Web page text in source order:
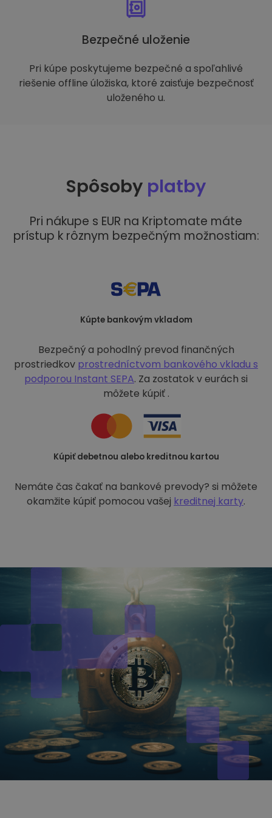
Bezpečné uloženie
Pri kúpe poskytujeme bezpečné a spoľahlivé
riešenie offline úložiska, ktoré zaisťuje bezpečnosť
uloženého u.
Spôsoby platby
Pri nákupe s EUR na Kriptomate máte
prístup k rôznym bezpečným možnostiam:
Kúpte bankovým vkladom
Bezpečný a pohodlný prevod finančných
prostriedkov prostredníctvom bankového vkladu s
podporou Instant SEPA. Za zostatok v eurách si
môžete kúpiť .
Kúpiť debetnou alebo kreditnou kartou
Nemáte čas čakať na bankové prevody? si môžete
okamžite kúpiť pomocou vašej kreditnej karty.